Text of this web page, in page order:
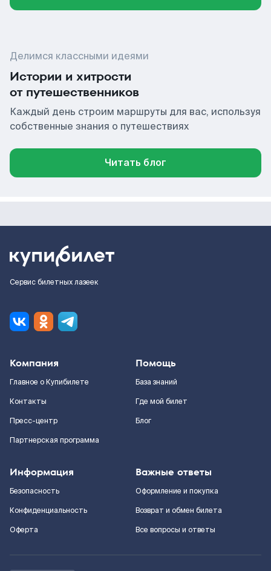
Делимся классными идеями
Истории и хитрости
от путешественников
Каждый день строим маршруты для вас, используя
собственные знания о путешествиях
Читать блог
Сервис билетных лазеек
Компания
Главное о Купибилете
Контакты
Пресс-центр
Партнерская программа
Помощь
База знаний
Где мой билет
Блог
Информация
Безопасность
Конфиденциальность
Оферта
Важные ответы
Оформление и покупка
Возврат и обмен билета
Все вопросы и ответы